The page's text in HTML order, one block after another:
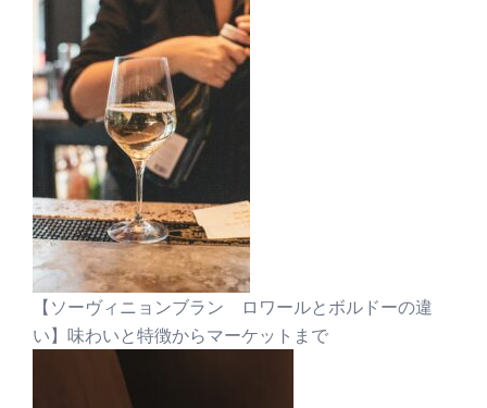
【ソーヴィニョンブラン ロワールとボルドーの違
い】味わいと特徴からマーケットまで